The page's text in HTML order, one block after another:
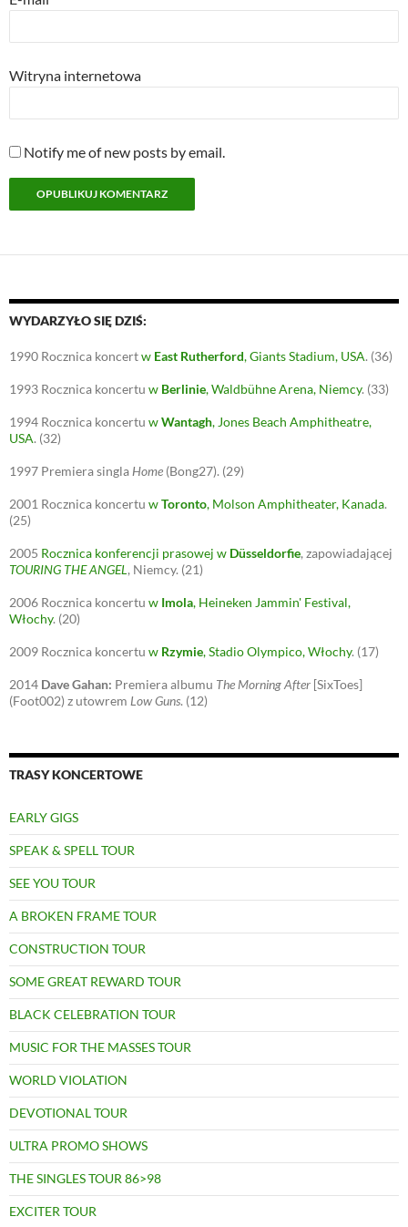
Witryna internetowa
Notify me of new posts by email.
WYDARZYŁO SIĘ DZIŚ:
1990 Rocznica koncertw East Rutherford, Giants Stadium, USA. (36)
1993 Rocznica koncertu w Berlinie, Waldbühne Arena, Niemcy. (33)
1994 Rocznica koncertu wWantagh, Jones Beach Amphitheatre,
USA. (32)
1997 Premiera singla Home (Bong27). (29)
2001 Rocznica koncertu wToronto, Molson Amphitheater, Kanada.
(25)
2005 Rocznica konferencji prasowej w Düsseldorfie, zapowiadającej
TOURING THE ANGEL , Niemcy. (21)
2006 Rocznica koncertu w Imola, Heineken Jammin' Festival,
Włochy. (20)
2009 Rocznica koncertu w Rzymie, Stadio Olympico, Włochy. (17)
2014 Dave Gahan: Premiera albumu The Morning After [SixToes]
(Foot002) z utowrem Low Guns. (12)
TRASY KONCERTOWE
EARLY GIGS
SPEAK & SPELL TOUR
SEE YOU TOUR
A BROKEN FRAME TOUR
CONSTRUCTION TOUR
SOME GREAT REWARD TOUR
BLACK CELEBRATION TOUR
MUSIC FOR THE MASSES TOUR
WORLD VIOLATION
DEVOTIONAL TOUR
ULTRA PROMO SHOWS
THE SINGLES TOUR 86>98
EXCITER TOUR